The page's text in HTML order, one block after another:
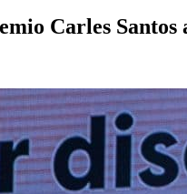
Carles